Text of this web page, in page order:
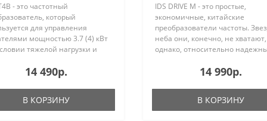
- это частотный
который
для управления
мощностью 3.7 (4) кВт
тяжелой нагрузки и
нагрузки. Под легкой
подразумеваются насосы,
(с..
14 490р.
В КОРЗИНУ
IDS DRIVE M - это простые,
экономичные, китайские
преобразователи частоты.
неба они, конечно, не хватают,
однако, относительно
вполне приемлемым и
по нашей статистики менее 1%.
Drive M..
14 990р.
В КОРЗИНУ